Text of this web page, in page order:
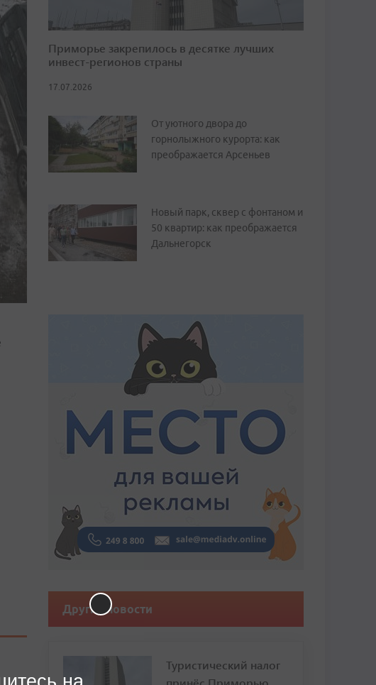
Приморье закрепилось в десятке лучших
инвест-регионов страны
17.07.2026
От уютного двора до
горнолыжного курорта: как
преображается Арсеньев
Новый парк, сквер с фонтаном и
50 квартир: как преображается
Дальнегорск
Другие новости
Туристический налог